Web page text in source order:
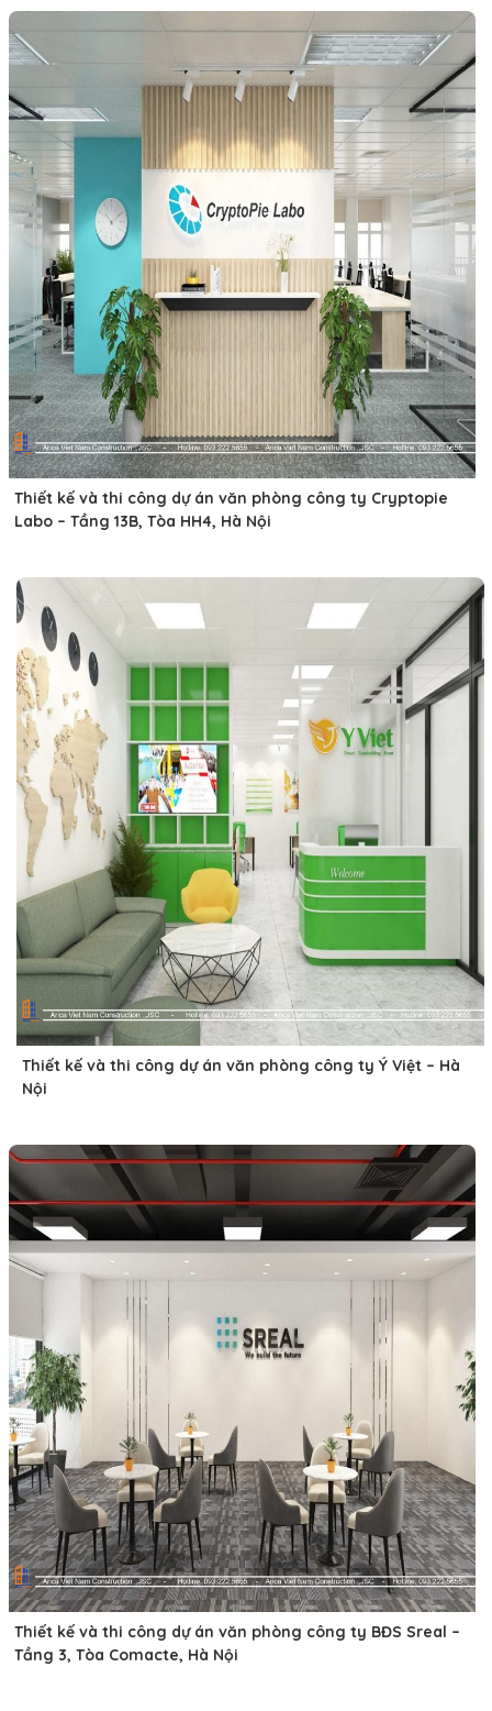
Thiết kế và thi công dự án văn phòng công ty Cryptopie
Labo – Tầng 13B, Tòa HH4, Hà Nội
Thiết kế và thi công dự án văn phòng công ty Ý Việt – Hà
Nội
Thiết kế và thi công dự án văn phòng công ty BĐS Sreal –
Tầng 3, Tòa Comacte, Hà Nội